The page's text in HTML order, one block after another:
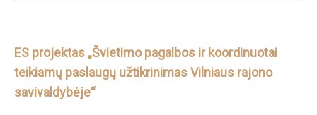
ES projektas „Švietimo pagalbos ir koordinuotai
teikiamų paslaugų užtikrinimas Vilniaus rajono
savivaldybėje“